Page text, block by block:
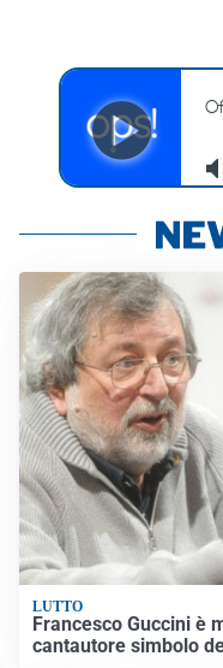
LUTTO
Francesco Guccini è
cantautore simbolo